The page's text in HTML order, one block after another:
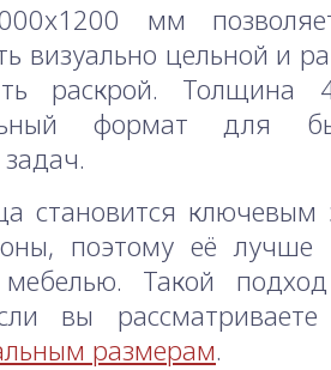
мм
визуально цельной и
раскрой.
формат для
становится ключевым
поэтому её лучше
Такой
вы
размерам.